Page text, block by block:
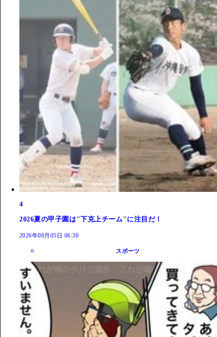
4
2026夏の甲子園は"下克上チーム"に注目だ！
2026年08月05日 06:30
スポーツ